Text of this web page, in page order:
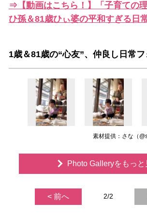
⇒【動画はこちら！】「子育ての
ひ孫＆81歳ひぃ婆の平和すぎる日
1歳＆81歳の“心友”、仲良し日常
素材提供：さな（
Photo Galleryをもっと
< 前へ 2/2